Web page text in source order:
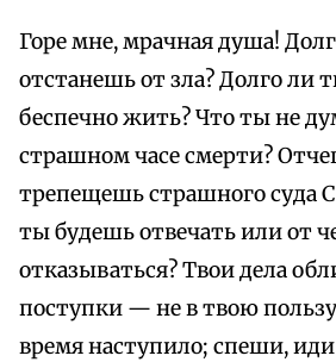
Горе мне, мрачная душа!
отстанешь от зла? Долго ли
беспечно жить? Что ты не
страшном часе смерти?
трепещешь страшного суда
ты будешь отвечать или от
отказываться? Твои дела
поступки — не в твою
время наступило; спеши,